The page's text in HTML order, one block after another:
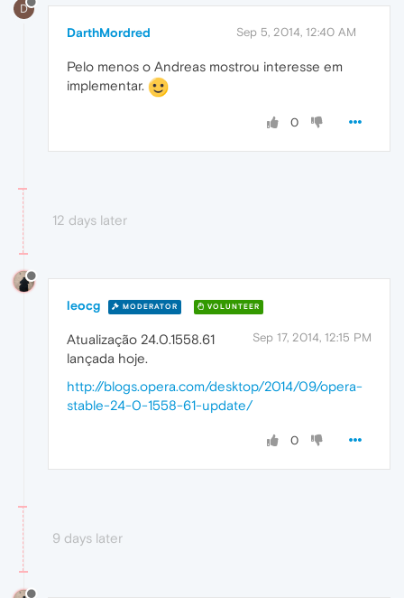
D
DarthMordred Sep 5, 2014, 12:40 AM
Pelo menos o Andreas mostrou interesse em
implementar.
0
12 days later
leocg MODERATOR VOLUNTEER
Sep 17, 2014, 12:15 PM
Atualização 24.0.1558.61
lançada hoje.
http://blogs.opera.com/desktop/2014/09/opera-
stable-24-0-1558-61-update/
0
9 days later